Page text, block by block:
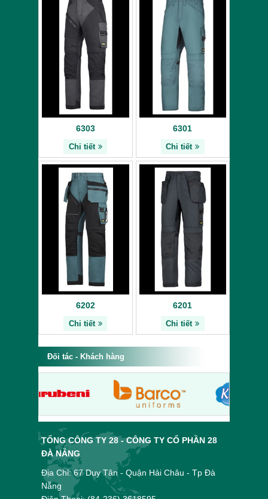
6303
Chi tiết
6301
Chi tiết
6202
Chi tiết
6201
Chi tiết
Đối tác - Khách hàng
TỔNG CÔNG TY 28 - CÔNG TY CỔ PHẦN 28
ĐÀ NẴNG
Địa Chỉ: 67 Duy Tân - Quận Hải Châu - Tp Đà
Nẵng